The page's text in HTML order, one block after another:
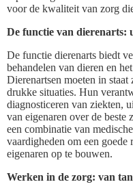
voor de kwaliteit van zorg
De functie van dierenarts:
De functie dierenarts biedt
behandelen van dieren en
Dierenartsen moeten in
drukke situaties. Hun
diagnosticeren van ziekten,
van eigenaren over de
een combinatie van
vaardigheden om een
eigenaren op te bouwen.
Werken in de zorg: van